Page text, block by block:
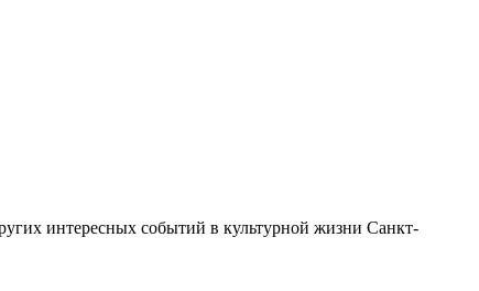
интересных событий в культурной жизни Санкт-